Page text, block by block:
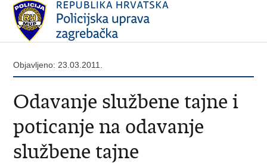
Objavljeno: 23.03.2011.
Odavanje službene tajne i
poticanje na odavanje
službene tajne